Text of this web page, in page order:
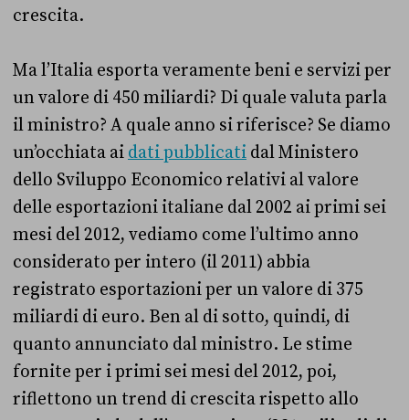
crescita.
Ma l’Italia esporta veramente beni e servizi per
un valore di 450 miliardi? Di quale valuta parla
il ministro? A quale anno si riferisce? Se diamo
un’occhiata ai dati pubblicati dal Ministero
dello Sviluppo Economico relativi al valore
delle esportazioni italiane dal 2002 ai primi sei
mesi del 2012, vediamo come l’ultimo anno
considerato per intero (il 2011) abbia
registrato esportazioni per un valore di 375
miliardi di euro. Ben al di sotto, quindi, di
quanto annunciato dal ministro. Le stime
fornite per i primi sei mesi del 2012, poi,
riflettono un trend di crescita rispetto allo